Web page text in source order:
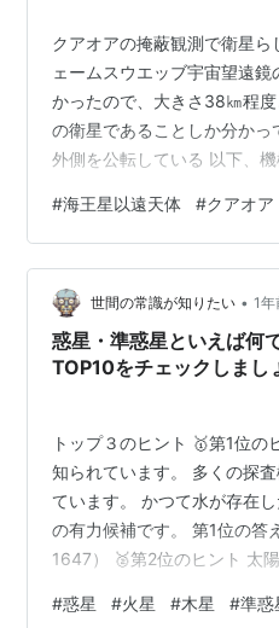
クアオアの掩蔽観測で衛星
ェームスウエッブ宇宙望遠
かったので、大きさ38㎞程
の衛星であることしか分か
外側を公転している 以下、
日 要約 恒星掩蔽の最近の観
これまで発見されていなか
になりました。クアオアの
この新しい衛星は、クアオア
ついて重要な洞察を提供する
の手紙では、この…
#海王星以遠天体 #クアオア
世間の常識が知りたい • 1年
惑星・準惑星といえば
TOP10をチェックしまし
トップ３のヒント 🥇第1位の
知られています。 多くの探
ています。 かつて水が存在
の有力候補です。 第1位の答
1647） 🥈第2位のヒント 太
総称される4つの大きな衛星
#惑星 #火星 #木星 #準惑